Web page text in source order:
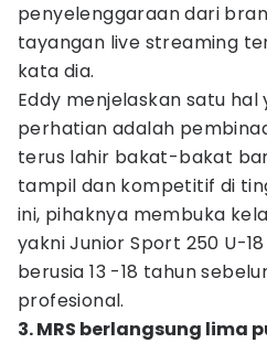
penyelenggaraan dari
tayangan live streaming
kata dia.
Eddy menjelaskan satu hal
perhatian adalah
terus lahir bakat-bakat
tampil dan kompetitif di
ini, pihaknya membuka
yakni Junior Sport 250 U-
berusia 13 -18 tahun
profesional.
3. MRS berlangsung lima